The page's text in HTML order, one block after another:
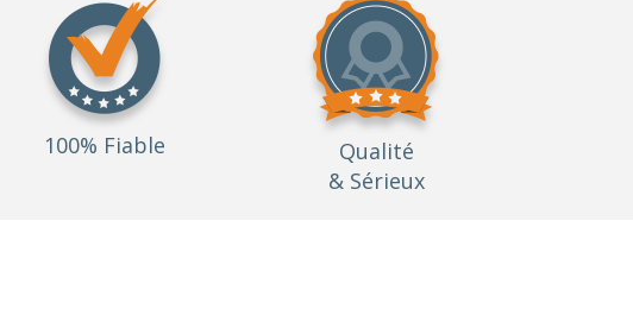
100% Fiable
Qualité
& Sérieux